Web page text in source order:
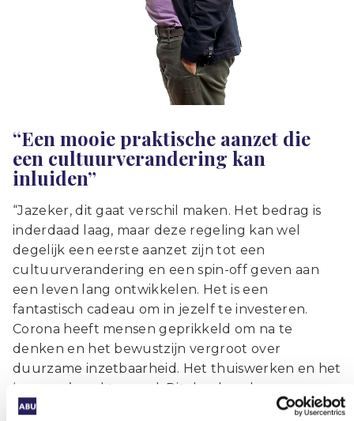
“Een mooie praktische aanzet die
een cultuurverandering kan
inluiden”
“Jazeker, dit gaat verschil maken. Het bedrag is
inderdaad laag, maar deze regeling kan wel
degelijk een eerste aanzet zijn tot een
cultuurverandering en een spin-off geven aan
een leven lang ontwikkelen. Het is een
fantastisch cadeau om in jezelf te investeren.
Corona heeft mensen geprikkeld om na te
denken en het bewustzijn vergroot over
duurzame inzetbaarheid. Het thuiswerken en het
‘zoomen’ werkte goed. Dit deed veel mensen
inzien dat het leuk is om nieuwe dingen te leren